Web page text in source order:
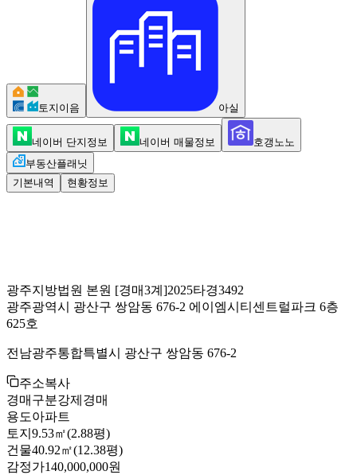
토지이음 아실
네이버 단지정보 네이버 매물정보
호갱노노
부동산플래닛
기본내역
현황정보
광주지방법원 본원 [경매3계]2025타경3492
광주광역시 광산구 쌍암동 676-2 에이엠시티센트럴파크 6층
625호
전남광주통합특별시 광산구 쌍암동 676-2
주소복사
경매구분강제경매
용도아파트
토지 9.53㎡(2.88평)
건물40.92㎡(12.38평)
감정가140,000,000원